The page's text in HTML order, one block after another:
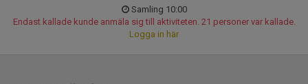
Samling 10:00
Endast kallade kunde anmäla sig till aktiviteten. 21 personer var kallade.
Logga in här